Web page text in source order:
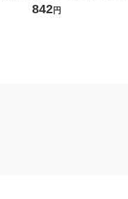
24 1個
×0.7 10個入 B41-0004 1パ
842円